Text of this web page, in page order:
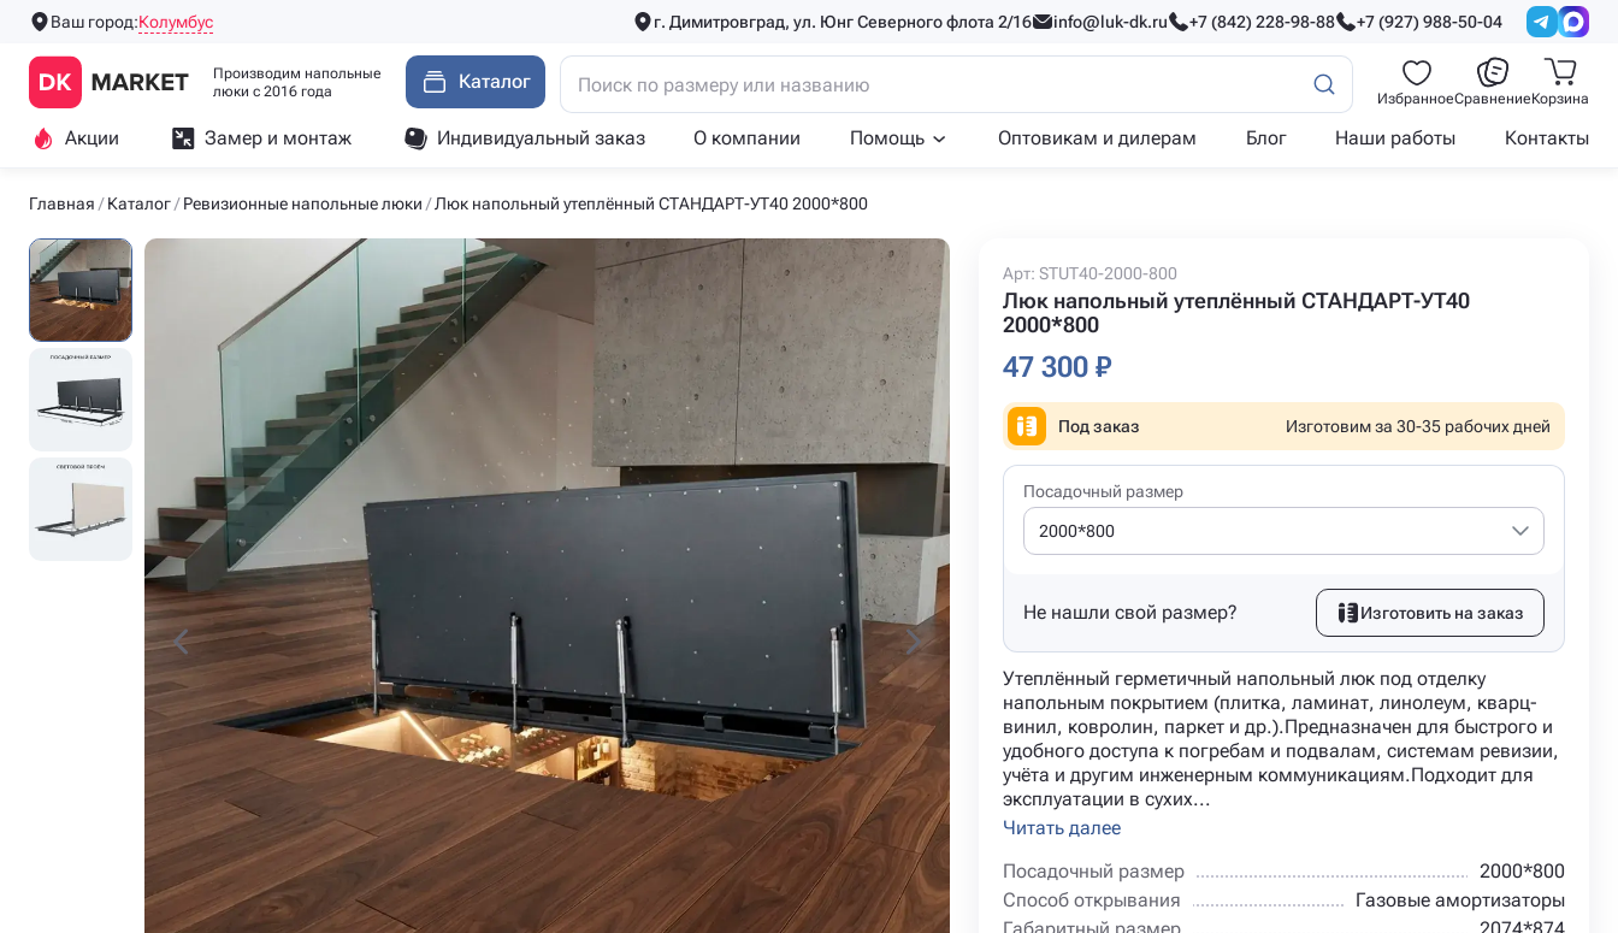
Ваш город:Колумбус г. Димитровград, ул. Юнг Северного флота 2/16 info@luk-dk.ru +7 (842) 228-98-88 +7 (927) 988-50-04
Производим напольные
люки с 2016 года
Каталог
ИзбранноеСравнениеКорзина
Акции Замер и монтаж Индивидуальный заказ О компании Помощь Оптовикам и дилерам Блог Наши работы Контакты
Главная Каталог Ревизионные напольные люки Люк напольный утеплённый СТАНДАРТ-УТ40 2000*800
Арт: STUT40-2000-800
Люк напольный утеплённый СТАНДАРТ-УТ40
2000*800
47 300 ₽
Под заказ Изготовим за 30-35 рабочих дней
Посадочный размер
2000*800
Не нашли свой размер? Изготовить на заказ
Утеплённый герметичный напольный люк под отделку
напольным покрытием (плитка, ламинат, линолеум, кварц-
винил, ковролин, паркет и др.).Предназначен для быстрого и
удобного доступа к погребам и подвалам, системам ревизии,
учёта и другим инженерным коммуникациям.Подходит для
эксплуатации в сухих...
Читать далее
Посадочный размер
2000*800
Способ открывания
Газовые амортизаторы